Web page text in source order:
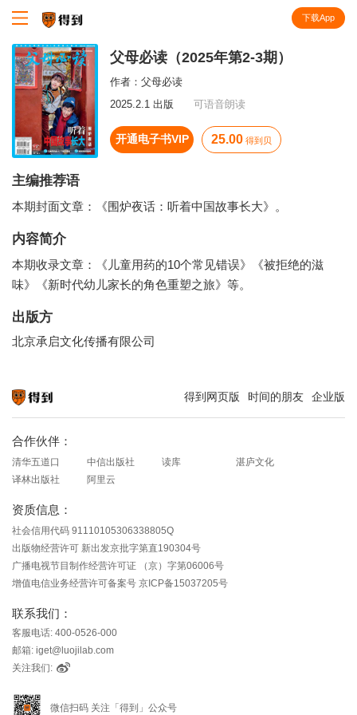
下载App
父母必读（2025年第2-3期）
作者： 父母必读
2025.2.1 出版
可语音朗读
开通电子书VIP 25.00 得到贝
主编推荐语
本期封面文章：《围炉夜话：听着中国故事长大》。
内容简介
本期收录文章：《儿童用药的10个常见错误》《被拒绝的滋
味》《新时代幼儿家长的角色重塑之旅》等。
出版方
北京承启文化传播有限公司
得到网页版 时间的朋友 企业版
合作伙伴：
清华五道口 中信出版社 读库
湛庐文化
译林出版社
阿里云
资质信息：
社会信用代码 91110105306338805Q
出版物经营许可 新出发京批字第直190304号
广播电视节目制作经营许可证 （京）字第06006号
增值电信业务经营许可备案号 京ICP备15037205号
联系我们：
客服电话: 400-0526-000
邮箱: iget@luojilab.com
关注我们:
微信扫码 关注「得到」公众号